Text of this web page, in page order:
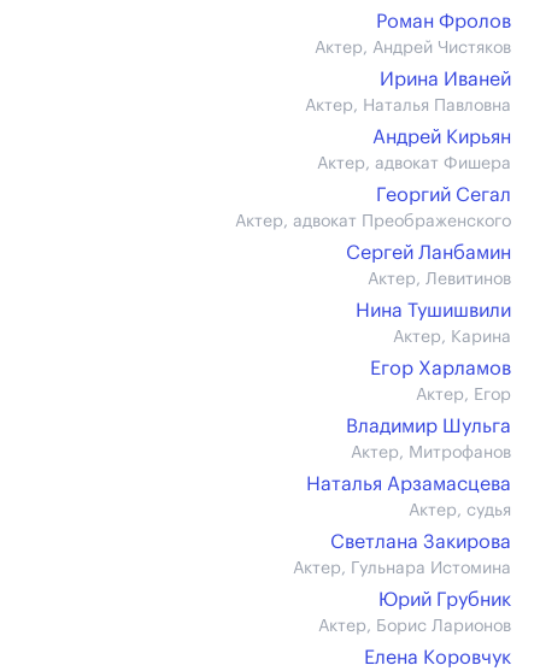
Роман Фролов
Актер, Андрей Чистяков
Ирина Иваней
Актер, Наталья Павловна
Андрей Кирьян
Актер, адвокат Фишера
Георгий Сегал
Актер, адвокат Преображенского
Сергей Ланбамин
Актер, Левитинов
Нина Тушишвили
Актер, Карина
Егор Харламов
Актер, Егор
Владимир Шульга
Актер, Митрофанов
Наталья Арзамасцева
Актер, судья
Светлана Закирова
Актер, Гульнара Истомина
Юрий Грубник
Актер, Борис Ларионов
Елена Коровчук